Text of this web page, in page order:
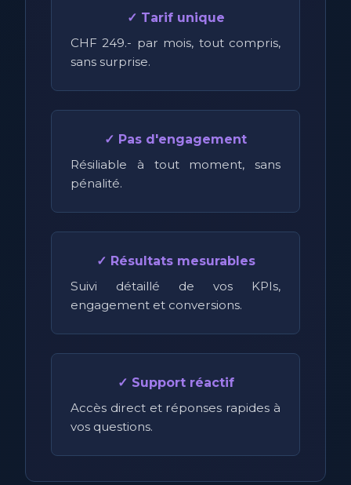
✓ Tarif unique
CHF 249.- par mois, tout compris,
sans surprise.
✓ Pas d'engagement
Résiliable à tout moment, sans
pénalité.
✓ Résultats mesurables
Suivi détaillé de vos KPIs,
engagement et conversions.
✓ Support réactif
Accès direct et réponses rapides à
vos questions.